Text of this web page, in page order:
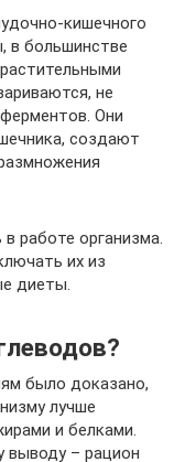
кишечного
в большинстве
не
Они
создают
работе организма.
их из
диеты.
было доказано,
лучше
и белками.
выводу – рацион